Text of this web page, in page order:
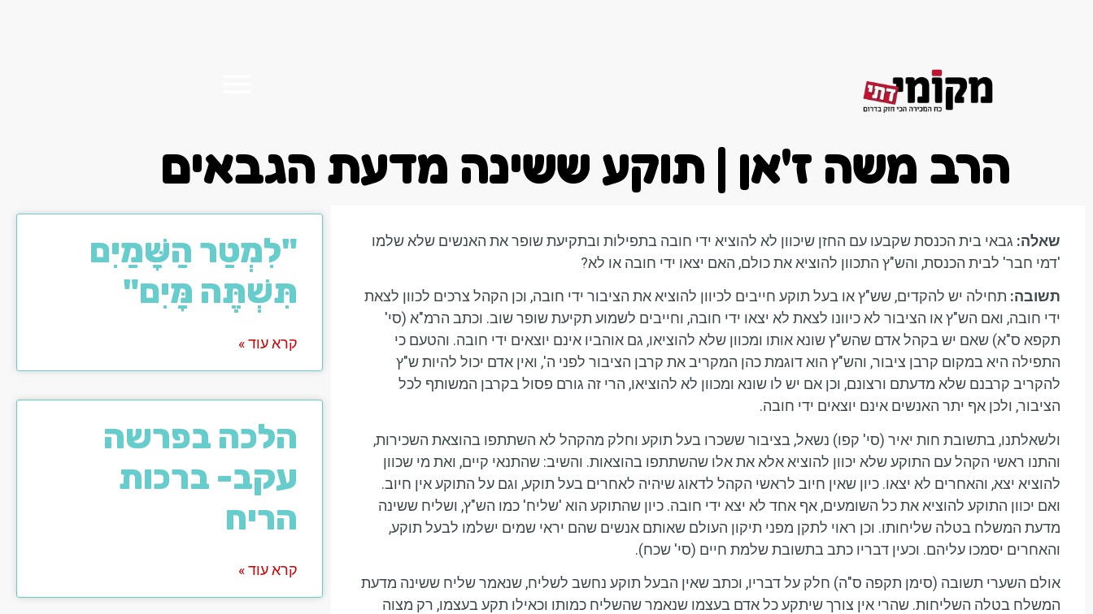
הרב משה ז'אן | תוקע ששינה מדעת הגבאים
שאלה: גבאי בית הכנסת שקבעו עם החזן שיכוון לא להוציא ידי חובה בתפילות ובתקיעת שופר את האנשים שלא שלמו
'דמי חבר' לבית הכנסת, והש"ץ התכוון להוציא את כולם, האם יצאו ידי חובה או לא?
תשובה: תחילה יש להקדים, שש"ץ או בעל תוקע חייבים לכיוון להוציא את הציבור ידי חובה, וכן הקהל צרכים לכוון לצאת
ידי חובה, ואם הש"ץ או הציבור לא כיוונו לצאת לא יצאו ידי חובה, וחייבים לשמוע תקיעת שופר שוב. וכתב הרמ"א (סי'
תקפא ס"א) שאם יש בקהל אדם שהש"ץ שונא אותו ומכוון שלא להוציאו, גם אוהביו אינם יוצאים ידי חובה. והטעם כי
התפילה היא במקום קרבן ציבור, והש"ץ הוא דוגמת כהן המקריב את קרבן הציבור לפני ה', ואין אדם יכול להיות ש"ץ
להקריב קרבנם שלא מדעתם ורצונם, וכן אם יש לו שונא ומכוון לא להוציאו, הרי זה גורם פסול בקרבן המשותף לכל
הציבור, ולכן אף יתר האנשים אינם יוצאים ידי חובה.
ולשאלתנו, בתשובת חות יאיר (סי' קפו) נשאל, בציבור ששכרו בעל תוקע וחלק מהקהל לא השתתפו בהוצאת השכירות,
והתנו ראשי הקהל עם התוקע שלא יכוון להוציא אלא את אלו שהשתתפו בהוצאות. והשיב: שהתנאי קיים, ואת מי שכוון
להוציא יצא, והאחרים לא יצאו. כיון שאין חיוב לראשי הקהל לדאוג שיהיה לאחרים בעל תוקע, וגם על התוקע אין חיוב.
ואם יכוון התוקע להוציא את כל השומעים, אף אחד לא יצא ידי חובה. כיון שהתוקע הוא 'שליח' כמו הש"ץ, ושליח ששינה
מדעת המשלח בטלה שליחותו. וכן ראוי לתקן מפני תיקון העולם שאותם אנשים שהם יראי שמים ישלמו לבעל תוקע,
והאחרים יסמכו עליהם. וכעין דבריו כתב בתשובת שלמת חיים (סי' שכח).
אולם השערי תשובה (סימן תקפה ס"ה) חלק על דבריו, וכתב שאין הבעל תוקע נחשב לשליח, שנאמר שליח ששינה מדעת
המשלח בטלה השליחות. שהרי אין צורך שיתקע כל אדם בעצמו שנאמר שהשליח כמותו וכאילו תקע בעצמו, רק מצוה
"לִמְטַר הַשָּׁמַיִם
תִּשְׁתֶּה מָּיִם"
קרא עוד »
הלכה בפרשה
עקב- ברכות
הריח
קרא עוד »